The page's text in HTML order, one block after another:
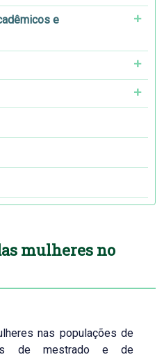
e
mulheres no
nas populações de
de mestrado e de